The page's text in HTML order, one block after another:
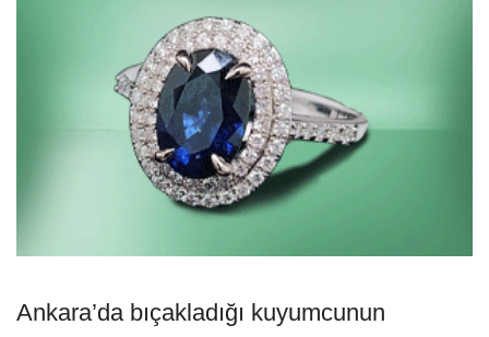
Ankara’da bıçakladığı kuyumcunun